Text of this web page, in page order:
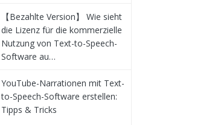
【Bezahlte Version】 Wie sieht
die Lizenz für die kommerzielle
Nutzung von Text-to-Speech-
Software au…
YouTube-Narrationen mit Text-
to-Speech-Software erstellen:
Tipps & Tricks